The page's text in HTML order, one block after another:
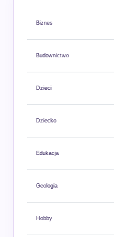
Biznes
Budownictwo
Dzieci
Dziecko
Edukacja
Geologia
Hobby